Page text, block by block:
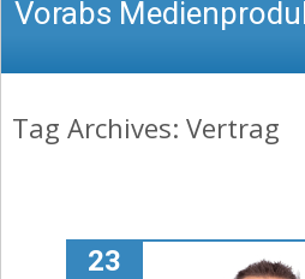
Vorabs
Nachrichten, Texte,
Video
Tag Archives: Vertrag
23